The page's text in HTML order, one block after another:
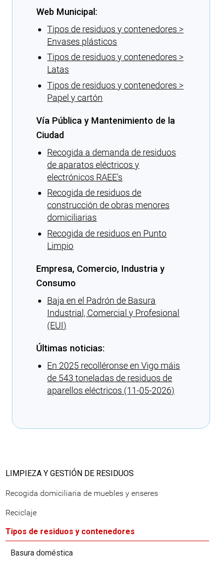
Web Municipal:
Tipos de residuos y contenedores >
Envases plásticos
Tipos de residuos y contenedores >
Latas
Tipos de residuos y contenedores >
Papel y cartón
Vía Pública y Mantenimiento de la
Ciudad
Recogida a demanda de residuos
de aparatos eléctricos y
electrónicos RAEE's
Recogida de residuos de
construcción de obras menores
domiciliarias
Recogida de residuos en Punto
Limpio
Empresa, Comercio, Industria y
Consumo
Baja en el Padrón de Basura
Industrial, Comercial y Profesional
(EUI)
Últimas noticias:
En 2025 recolléronse en Vigo máis
de 543 toneladas de residuos de
aparellos eléctricos (11-05-2026)
LIMPIEZA Y GESTIÓN DE RESIDUOS
Recogida domiciliaria de muebles y enseres
Reciclaje
Tipos de residuos y contenedores
Basura doméstica